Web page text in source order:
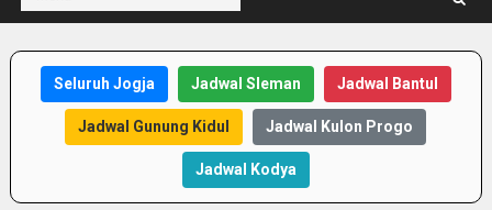
Seluruh Jogja Jadwal Sleman Jadwal Bantul
Jadwal Gunung Kidul Jadwal Kulon Progo
Jadwal Kodya